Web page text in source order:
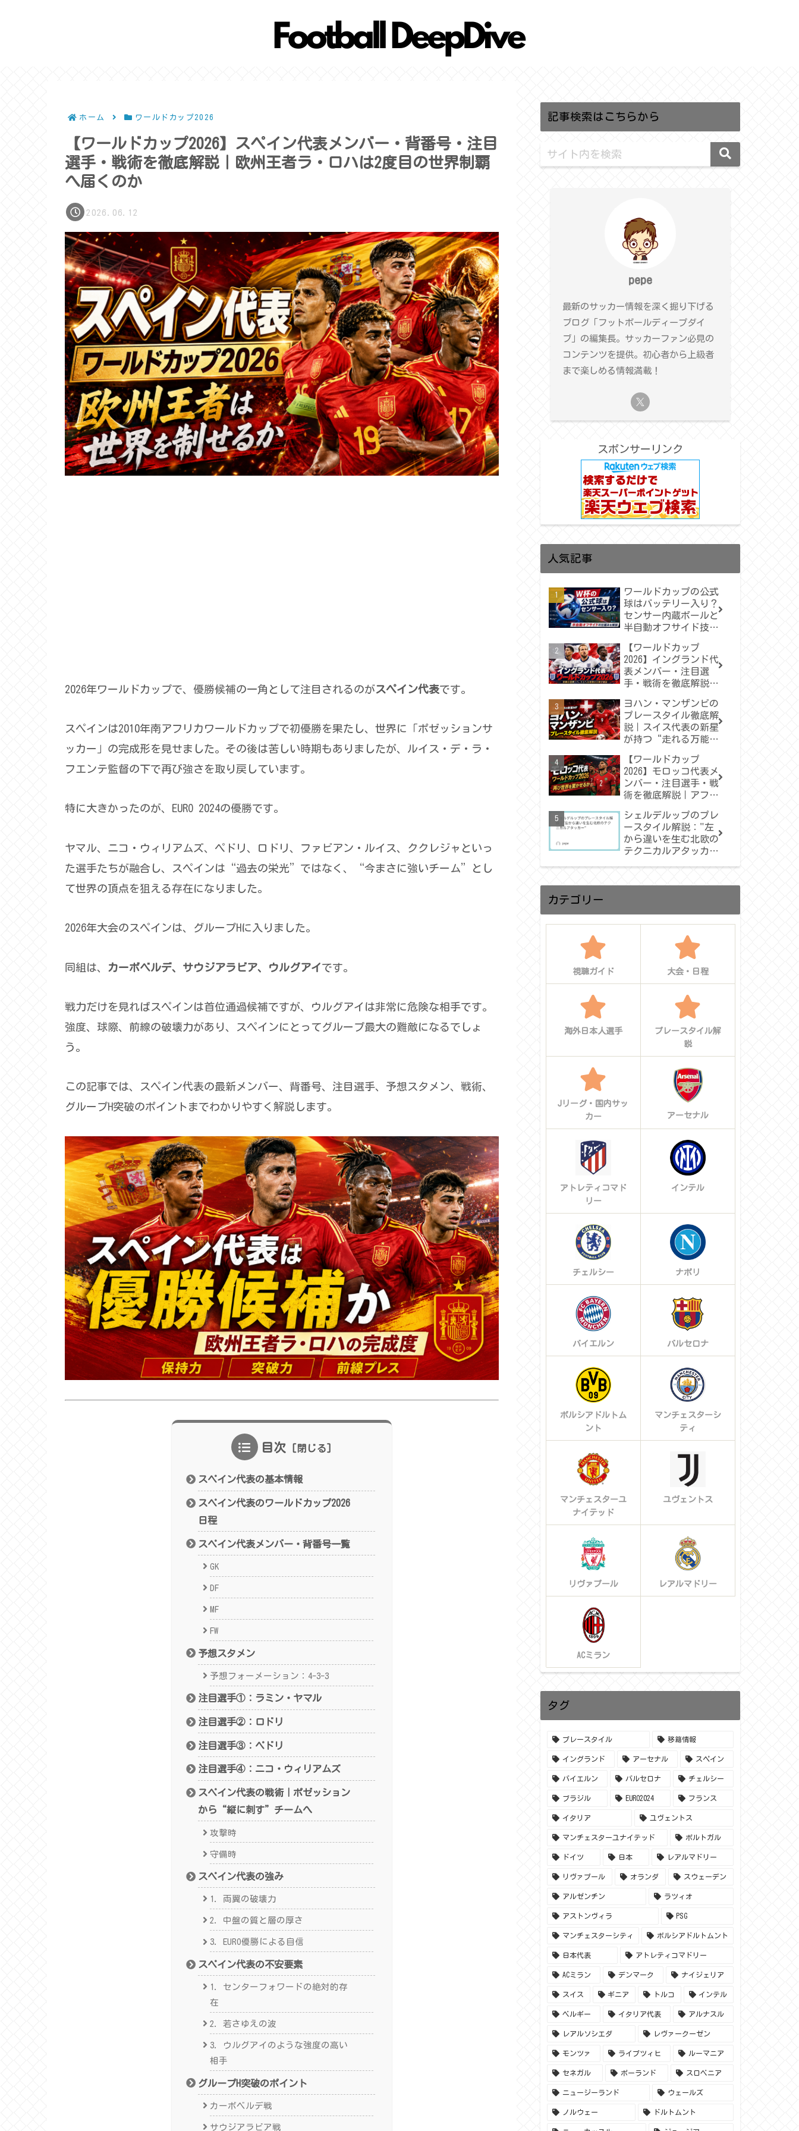
ホーム ワールドカップ2026
【ワールドカップ2026】スペイン代表メンバー・背番号・注目
選手・戦術を徹底解説｜欧州王者ラ・ロハは2度目の世界制覇
へ届くのか
2026.06.12
2026年ワールドカップで、優勝候補の一角として注目されるのがスペイン代表です。
スペインは2010年南アフリカワールドカップで初優勝を果たし、世界に「ポゼッションサ
ッカー」の完成形を見せました。その後は苦しい時期もありましたが、ルイス・デ・ラ・
フエンテ監督の下で再び強さを取り戻しています。
特に大きかったのが、EURO 2024の優勝です。
ヤマル、ニコ・ウィリアムズ、ペドリ、ロドリ、ファビアン・ルイス、ククレジャといっ
た選手たちが融合し、スペインは“過去の栄光”ではなく、“今まさに強いチーム”とし
て世界の頂点を狙える存在になりました。
2026年大会のスペインは、グループHに入りました。
同組は、 カーボベルデ、サウジアラビア、ウルグアイです。
戦力だけを見ればスペインは首位通過候補ですが、ウルグアイは非常に危険な相手です。
強度、球際、前線の破壊力があり、スペインにとってグループ最大の難敵になるでしょ
う。
この記事では、スペイン代表の最新メンバー、背番号、注目選手、予想スタメン、戦術、
グループH突破のポイントまでわかりやすく解説します。
目次
スペイン代表の基本情報
スペイン代表のワールドカップ2026
日程
スペイン代表メンバー・背番号一覧
GK
DF
MF
FW
予想スタメン
予想フォーメーション：4-3-3
注目選手①：ラミン・ヤマル
注目選手②：ロドリ
注目選手③：ペドリ
注目選手④：ニコ・ウィリアムズ
スペイン代表の戦術｜ポゼッション
から“縦に刺す”チームへ
攻撃時
守備時
スペイン代表の強み
1. 両翼の破壊力
2. 中盤の質と層の厚さ
3. EURO優勝による自信
スペイン代表の不安要素
1. センターフォワードの絶対的存
在
2. 若さゆえの波
3. ウルグアイのような強度の高い
相手
グループH突破のポイント
カーボベルデ戦
サウジアラビア戦
記事検索はこちらから
pepe
最新のサッカー情報を深く掘り下げる
ブログ「フットボールディープダイ
ブ」の編集長。サッカーファン必見の
コンテンツを提供。初心者から上級者
まで楽しめる情報満載！
スポンサーリンク
人気記事
ワールドカップの公式
球はバッテリー入り？
センサー内蔵ボールと
半自動オフサイド技術
【ワールドカップ
2026】イングランド代
表メンバー・注目選
手・戦術を徹底解説｜
獅子軍団”は悲願の世
界一へ届くのか
ヨハン・マンザンビの
プレースタイル徹底解
説｜スイス代表の新星
が持つ“走れる万能型
【ワールドカップ
2026】モロッコ代表メ
ンバー・注目選手・戦
術を徹底解説｜アフリ
た“アトラスの獅
子”は再び世界を驚か
せるか
シェルデルップのプレ
ースタイル解説："左
から違いを生む北欧の
テクニカルアタッカ
カテゴリー
視聴ガイド 大会・日程
海外日本人選手
プレースタイル解
説
Jリーグ・国内サッ
カー
アーセナル
アトレティコマド
リー
インテル
チェルシー ナポリ
バイエルン バルセロナ
ボルシアドルトム
ント
マンチェスターシ
ティ
マンチェスターユ
ナイテッド
ユヴェントス
リヴァプール レアルマドリー
ACミラン
タグ
プレースタイル 移籍情報
イングランド アーセナル スペイン
バイエルン バルセロナ チェルシー
ブラジル EURO2024 フランス
イタリア ユヴェントス
マンチェスターユナイテッド ポルトガル
ドイツ 日本 レアルマドリー
リヴァプール オランダ スウェーデン
アルゼンチン ラツィオ
アストンヴィラ PSG
マンチェスターシティ ボルシアドルトムント
日本代表 アトレティコマドリー
ACミラン デンマーク ナイジェリア
スイス ギニア トルコ インテル
ベルギー イタリア代表 アルナスル
レアルソシエダ レヴァークーゼン
モンツァ ライプツィヒ ルーマニア
セネガル ポーランド スロベニア
ニュージーランド ウェールズ
ノルウェー ドルトムント